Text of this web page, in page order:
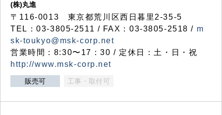
(株)丸進
〒116-0013 東京都荒川区西日暮里2-35-5
TEL：03-3805-2511 / FAX：03-3805-2518 / m
sk-toukyo@msk-corp.net
営業時間：8:30〜17：30 / 定休日：土・日・祝
http://www.msk-corp.net
販売可 工事・取付可